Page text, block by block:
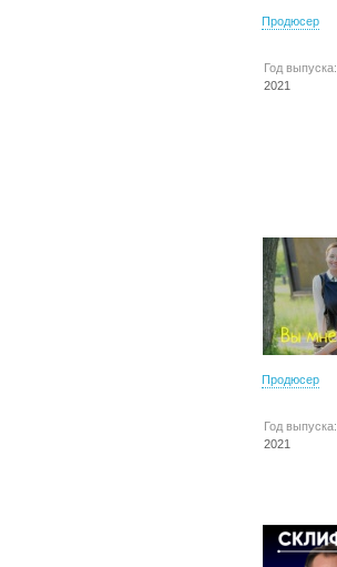
Продюсер
Год выпуска:
2021
Продюсер
Год выпуска:
2021